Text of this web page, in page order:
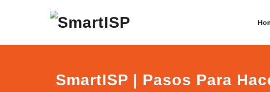
SmartISP | Pasos Para